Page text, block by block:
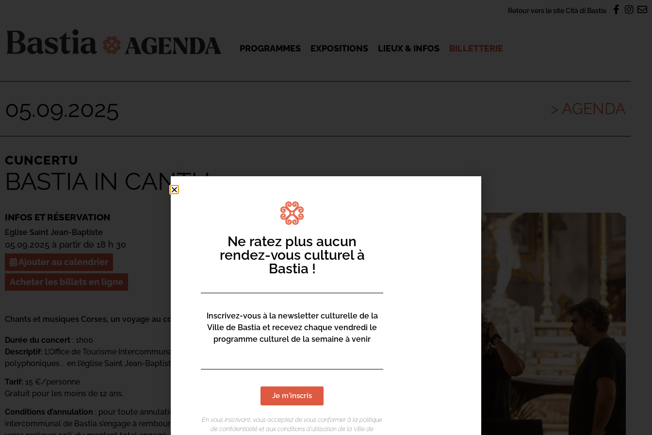
Retour vers le site Cità di Bastia
PROGRAMMES EXPOSITIONS LIEUX & INFOS BILLETTERIE
05.09.2025 > AGENDA
CUNCERTU
BASTIA IN CANTU
INFOS ET RÉSERVATION
Eglise Saint Jean-Baptiste
05.09.2025 à partir de 18 h 30
Ajouter au calendrier
Acheter les billets en ligne
Chants et musiques Corses, un voyage au cœur des traditions corses…
Durée du concert : 1h00
Descriptif: L’Office de Tourisme Intercommunal de Bastia propose, un concert de chants
polyphoniques , en l’église Saint Jean-Baptiste.
Tarif: 15 €/personne
Gratuit pour les moins de 12 ans.
Conditions d’annulation : pour toute annulation effectuée à plus de 48heures, l’office de tourisme
intercommunal de Bastia s’engage à rembourser le client en intégralité. Passé ce délai, le client se
Ne ratez plus aucun
rendez-vous culturel à
Bastia !
Inscrivez-vous à la newsletter culturelle de la
Ville de Bastia et recevez chaque vendredi le
programme culturel de la semaine à venir
Je m'inscris
En vous inscrivant, vous acceptez de vous conformer à la politique
de confidentialité et aux conditions d’utilisation de la Ville de